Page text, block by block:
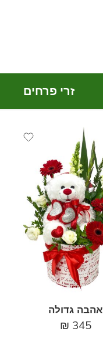
זרי פרחים
אהבה גדולה
345
₪